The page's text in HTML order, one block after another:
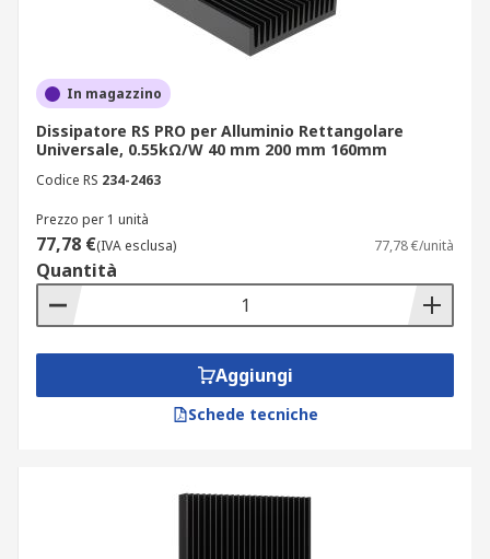
In magazzino
Dissipatore RS PRO per Alluminio Rettangolare
Universale, 0.55kΩ/W 40 mm 200 mm 160mm
Codice RS 234-2463
Prezzo per 1 unità
77,78 €(IVA esclusa) 77,78 €/unità
Quantità
Aggiungi
Schede tecniche